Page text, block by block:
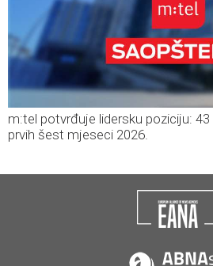
m:tel potvrđuje lidersku poziciju:
prvih šest mjeseci 2026.